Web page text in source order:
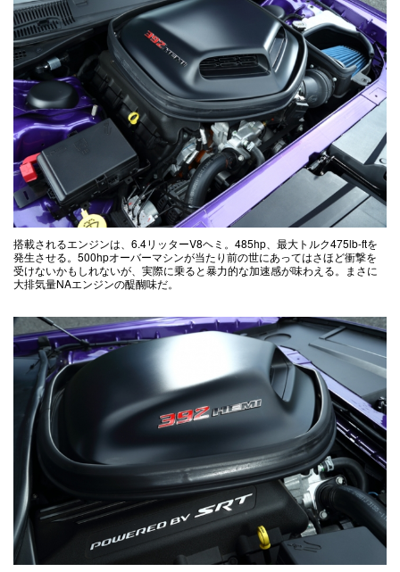
搭載されるエンジンは、6.4リッターV8ヘミ。485hp、最大トルク475lb-ftを
発生させる。500hpオーバーマシンが当たり前の世にあってはさほど衝撃を
受けないかもしれないが、実際に乗ると暴力的な加速感が味わえる。まさに
大排気量NAエンジンの醍醐味だ。